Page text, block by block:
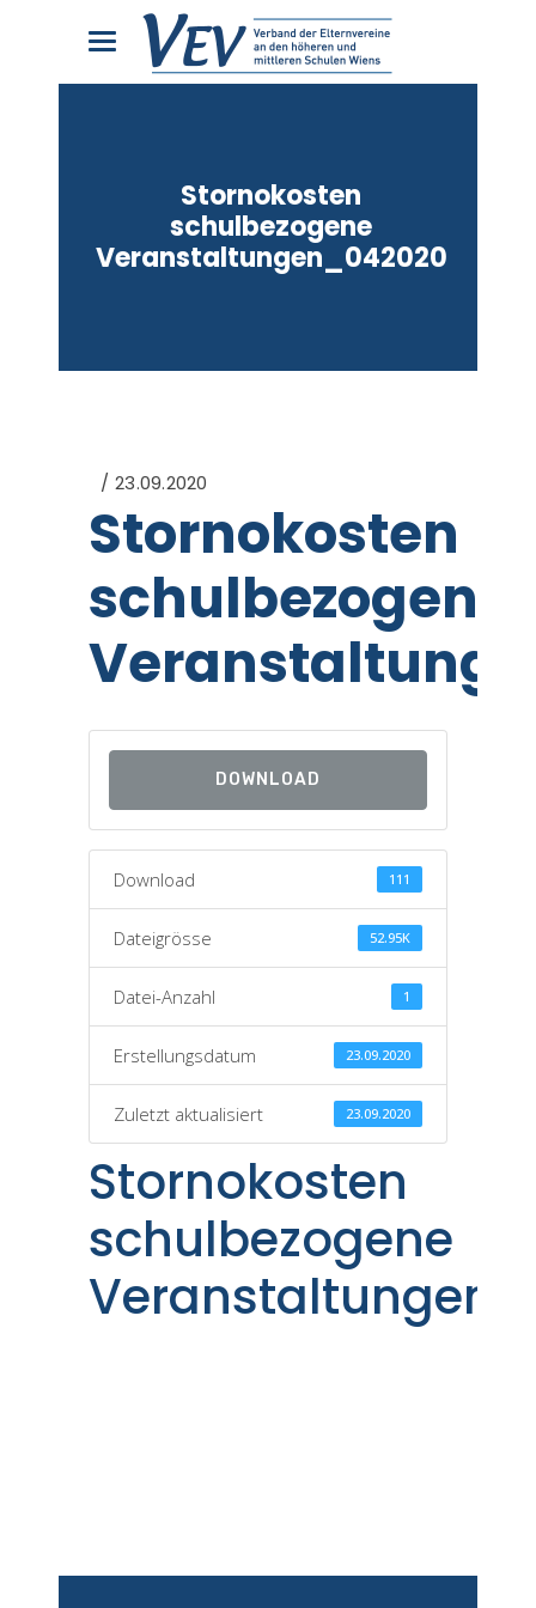
Stornokosten
schulbezogene
Veranstaltungen_042020
23.09.2020
Stornokosten
schulbezogene
DOWNLOAD
Download 111
Dateigrösse 52.95K
Datei-Anzahl 1
Erstellungsdatum 23.09.2020
Zuletzt aktualisiert 23.09.2020
Stornokosten
schulbezogene